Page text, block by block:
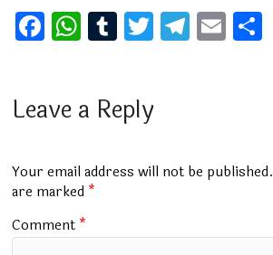
F
a
b
o
k
W
h
s
p
p
T
u
bl
T
wi
er
T
el
m
E
m
Leave a Reply
Your email address will not be published.
are marked *
Comment *